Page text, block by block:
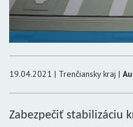
19.04.2021 | Trenčiansky kraj |
Zabezpečiť stabilizáciu